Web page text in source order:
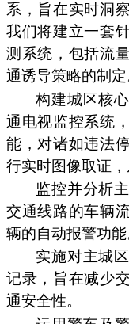
系，旨在实时洞
我们将建立一套
测系统，包括流
通诱导策略的制定
构建城区核
通电视监控系统
能，对诸如违法
行实时图像取证，
监控并分析
交通线路的车辆
辆的自动报警功能
实施对主城
记录，旨在减少
通安全性。